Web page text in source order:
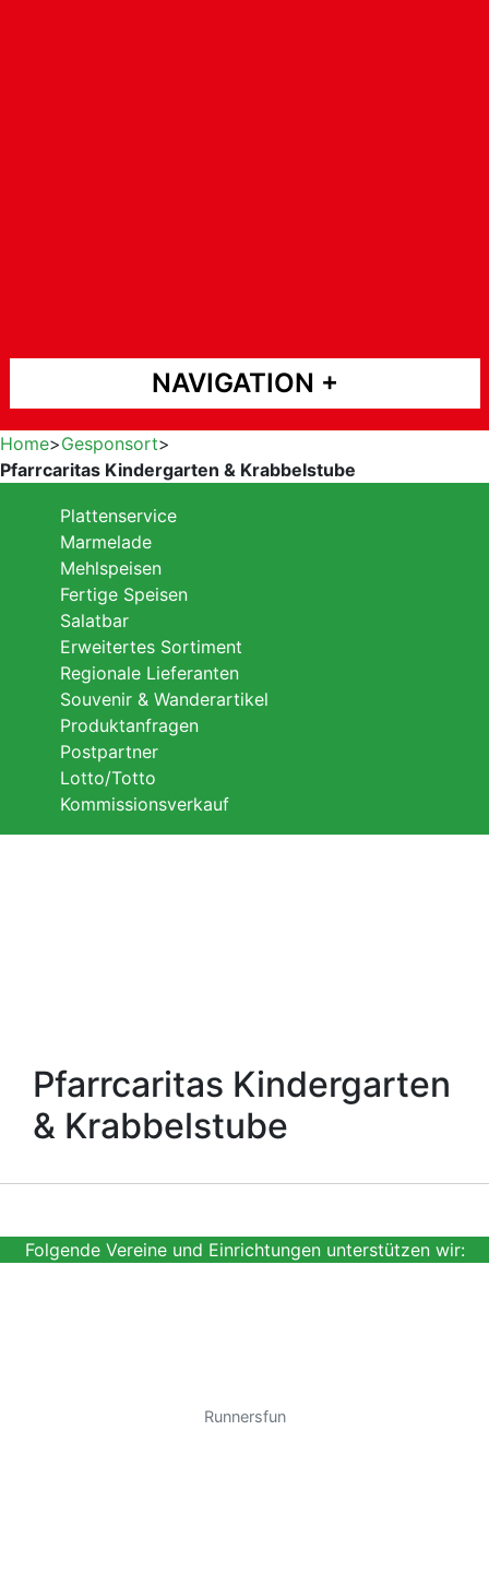
NAVIGATION
Home>Gesponsort>
Pfarrcaritas Kindergarten & Krabbelstube
Plattenservice
Marmelade
Mehlspeisen
Fertige Speisen
Salatbar
Erweitertes Sortiment
Regionale Lieferanten
Souvenir & Wanderartikel
Produktanfragen
Postpartner
Lotto/Totto
Kommissionsverkauf
Pfarrcaritas Kindergarten
& Krabbelstube
Folgende Vereine und Einrichtungen unterstützen wir:
Runnersfun